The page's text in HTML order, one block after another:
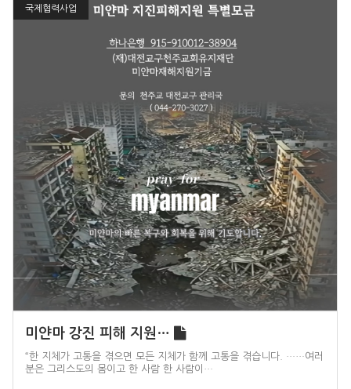
국제협력사업
미얀마 강진 피해 지원…
“한 지체가 고통을 겪으면 모든 지체가 함께 고통을 겪습니다. ……여러
분은 그리스도의 몸이고 한 사람 한 사람이…